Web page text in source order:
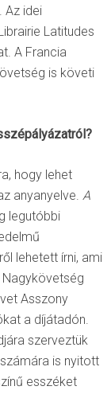
Az idei
Latitudes
A Francia
is követi
hogy lehet
anyanyelve. A
legutóbbi
lehetett írni, ami
Asszony
a díjátadón.
szerveztük
is nyitott
esszéket